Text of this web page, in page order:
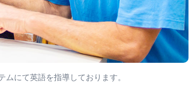
にて英語を指導しております。